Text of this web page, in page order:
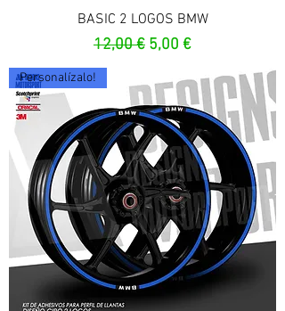
BASIC 2 LOGOS BMW
Prix original
12,00 € Prix promotionnel
5,00 €
Personalízalo!